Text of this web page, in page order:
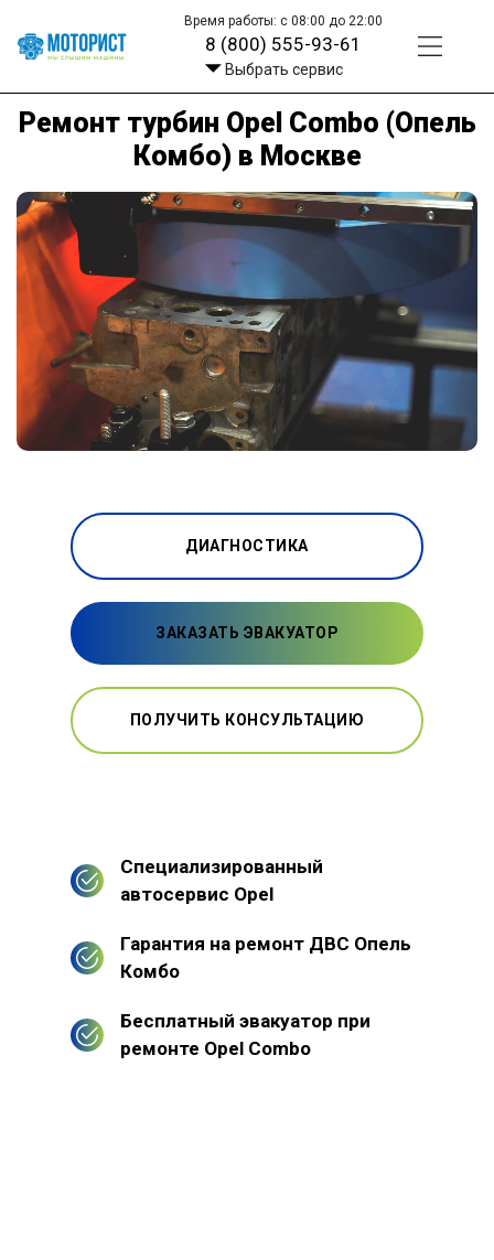
Время работы: с 08:00 до 22:00
8 (800) 555-93-61
Выбрать сервис
Ремонт турбин Opel Combo (Опель
Комбо) в Москве
ДИАГНОСТИКА
ЗАКАЗАТЬ ЭВАКУАТОР
ПОЛУЧИТЬ КОНСУЛЬТАЦИЮ
Специализированный
автосервис Opel
Гарантия на ремонт ДВС Опель
Комбо
Бесплатный эвакуатор при
ремонте Opel Combo